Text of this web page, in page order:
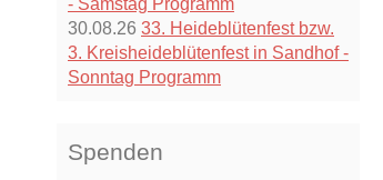
- Samstag Programm
30.08.26 33. Heideblütenfest bzw.
3. Kreisheideblütenfest in Sandhof -
Sonntag Programm
Spenden